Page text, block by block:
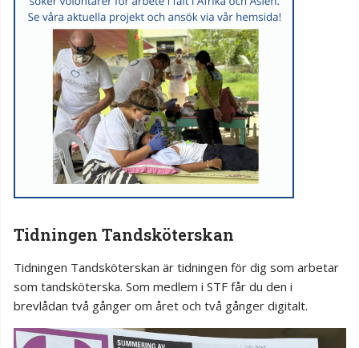
Tidningen Tandsköterskan
Tidningen Tandsköterskan är tidningen för dig som arbetar
som tandsköterska. Som medlem i STF får du den i
brevlådan två gånger om året och två gånger digitalt.